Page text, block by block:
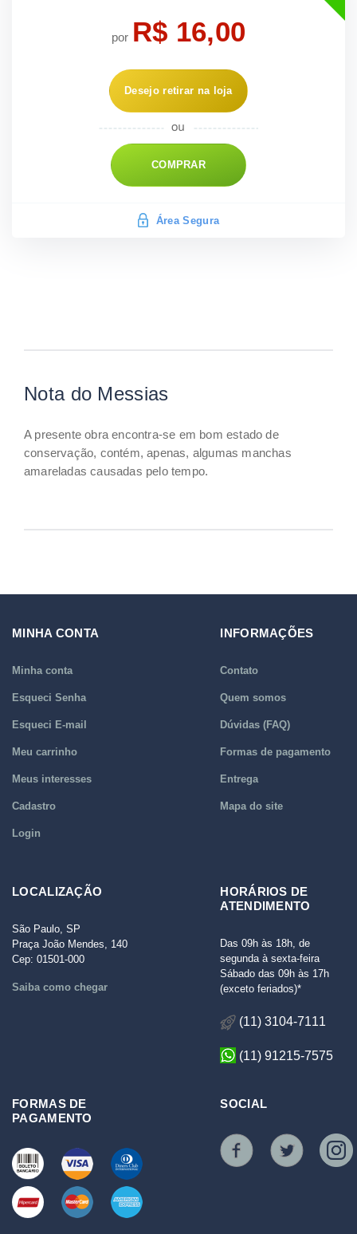
por R$ 16,00
Desejo retirar na loja
COMPRAR
Área Segura
Nota do Messias
A presente obra encontra-se em bom estado de
conservação, contém, apenas, algumas manchas
amareladas causadas pelo tempo.
MINHA CONTA
Minha conta
Esqueci Senha
Esqueci E-mail
Meu carrinho
Meus interesses
Cadastro
Login
INFORMAÇÕES
Contato
Quem somos
Dúvidas (FAQ)
Formas de pagamento
Entrega
Mapa do site
LOCALIZAÇÃO
São Paulo, SP
Praça João Mendes, 140
Cep: 01501-000
Saiba como chegar
HORÁRIOS DE
ATENDIMENTO
Das 09h às 18h, de
segunda à sexta-feira
Sábado das 09h às 17h
(exceto feriados)*
(11) 3104-7111
(11) 91215-7575
FORMAS DE
PAGAMENTO
SOCIAL